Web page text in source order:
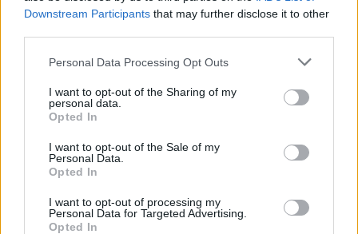
Downstream Participants that may further disclose it to other
Personal Data Processing Opt Outs
I want to opt-out of the Sharing of my
personal data.
Opted In
I want to opt-out of the Sale of my
Personal Data.
Opted In
I want to opt-out of processing my
Personal Data for Targeted Advertising.
Opted In